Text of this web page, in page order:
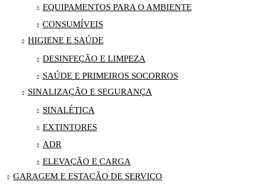
EQUIPAMENTOS PARA O AMBIENTE
CONSUMÍVEIS
HIGIENE E SAÚDE
DESINFEÇÃO E LIMPEZA
SAÚDE E PRIMEIROS SOCORROS
SINALIZAÇÃO E SEGURANÇA
SINALÉTICA
EXTINTORES
ADR
ELEVAÇÃO E CARGA
GARAGEM E ESTAÇÃO DE SERVIÇO